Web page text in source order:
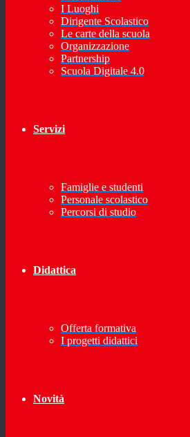
I Luoghi
Dirigente Scolastico
Le carte della scuola
Organizzazione
Partnership
Scuola Digitale 4.0
Servizi
Famiglie e studenti
Personale scolastico
Percorsi di studio
Didattica
Offerta formativa
I progetti didattici
Novità